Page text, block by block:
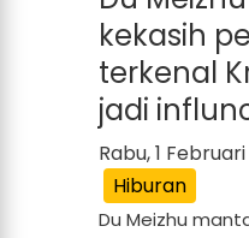
kekasih
terkenal
jadi
Rabu, 1 Februari
Hiburan
Du Meizhu